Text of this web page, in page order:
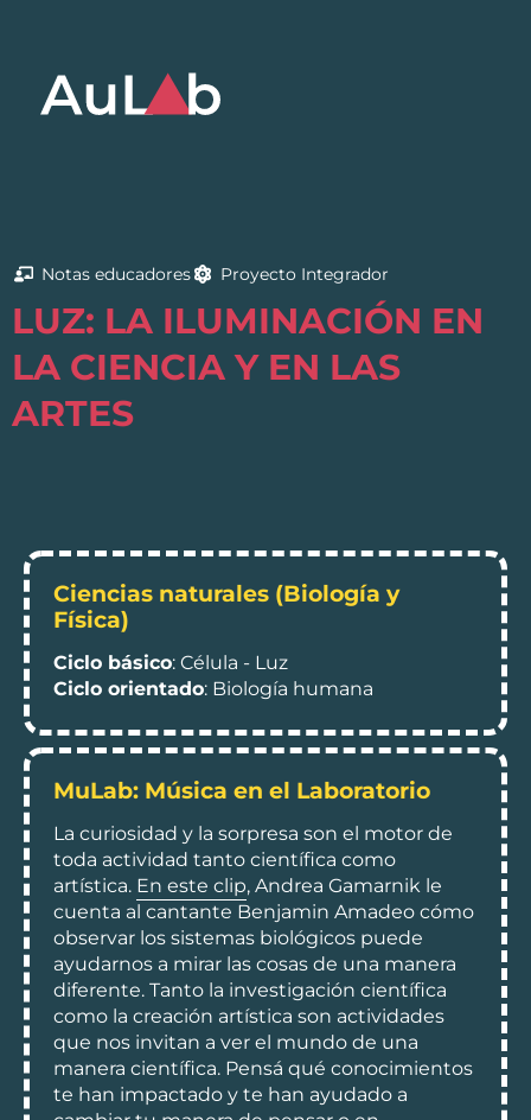
LUZ: LA ILUMINACIÓN EN
LA CIENCIA Y EN LAS
ARTES
Notas educadores Proyecto Integrador
Ciencias naturales (Biología y
Física)
Ciclo básico: Célula - Luz
Ciclo orientado: Biología humana
MuLab: Música en el Laboratorio
La curiosidad y la sorpresa son el motor de
toda actividad tanto científica como
artística. En este clip, Andrea Gamarnik le
cuenta al cantante Benjamin Amadeo cómo
observar los sistemas biológicos puede
ayudarnos a mirar las cosas de una manera
diferente. Tanto la investigación científica
como la creación artística son actividades
que nos invitan a ver el mundo de una
manera científica. Pensá qué conocimientos
te han impactado y te han ayudado a